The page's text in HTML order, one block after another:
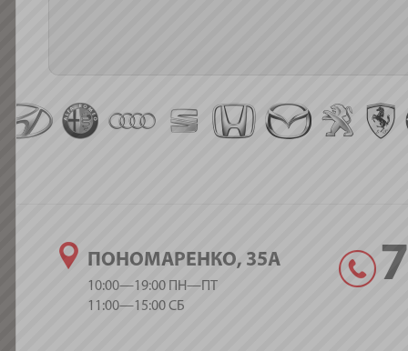
ПОНОМАРЕНКО, 35А
10:00—19:00 ПН—ПТ
11:00—15:00 СБ